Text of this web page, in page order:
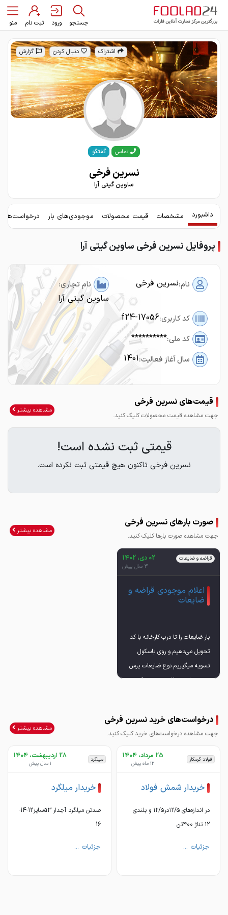
جستجو ورود ثبت نام منو
اشتراک دنبال کردن گزارش
تماس گفتگو
نسرین فرخی
ساوین گیتی آرا
داشبورد مشخصات قیمت محصولات موجودی‌های بار
پروفایل نسرین فرخی ساوین گیتی آرا
نام:نسرین فرخی نام تجاری:
ساوین گیتی آرا
کد کاربری:f24-17056
کد ملی:**********
سال آغاز فعالیت:1401
قیمت‌های نسرین فرخی
جهت مشاهده قیمت محصولات کلیک کنید.
مشاهده بیشتر
قیمتی ثبت نشده است!
نسرین فرخی تاکنون هیچ قیمتی ثبت نکرده است.
صورت بارهای نسرین فرخی
جهت مشاهده صورت بارها کلیک کنید.
مشاهده بیشتر
قراضه و ضایعات 02 دی، 1402
3 سال پیش
اعلام موجودی قراضه و
ضایعات
بار ضایعات را تا درب کارخانه با کد
تحویل می‌دهیم و روی باسکول
تسویه میگیریم نوع ضایعات پرس
سوپر ویژه می باشد و روزی یک
09175209700
درخواست‌های خرید نسرین فرخی
جهت مشاهده درخواست‌های خرید کلیک کنید.
مشاهده بیشتر
فولاد گرمکار 25 مرداد، 1404
12 ماه پیش
خریدار شمش فولاد
در اندازه‌های ۱۲/۵در۱۲/۵ و بلندی
۱۲ تناژ ۴۰۰تن
جزئیات ...
میلگرد 28 اردیبهشت، 1404
1 سال پیش
خریدار میلگرد
صدتن میلگرد آجدار a3سایز12-14-
16
جزئیات ...